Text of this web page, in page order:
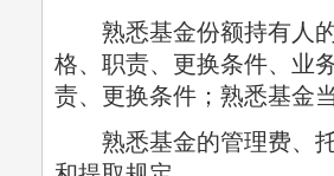
熟悉基金份额持有人的
格、职责、更换条件、业
责、更换条件；熟悉基金
熟悉基金的管理费、托